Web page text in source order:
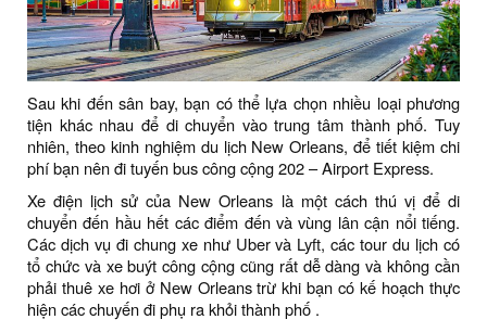
Sau khi đến sân bay, bạn có thể lựa chọn nhiều loại phương
tiện khác nhau để di chuyển vào trung tâm thành phố. Tuy
nhiên, theo kinh nghiệm du lịch New Orleans, để tiết kiệm chi
phí bạn nên đi tuyến bus công cộng 202 – Airport Express.
Xe điện lịch sử của New Orleans là một cách thú vị để di
chuyển đến hầu hết các điểm đến và vùng lân cận nổi tiếng.
Các dịch vụ đi chung xe như Uber và Lyft, các tour du lịch có
tổ chức và xe buýt công cộng cũng rất dễ dàng và không cần
phải thuê xe hơi ở New Orleans trừ khi bạn có kế hoạch thực
hiện các chuyến đi phụ ra khỏi thành phố .